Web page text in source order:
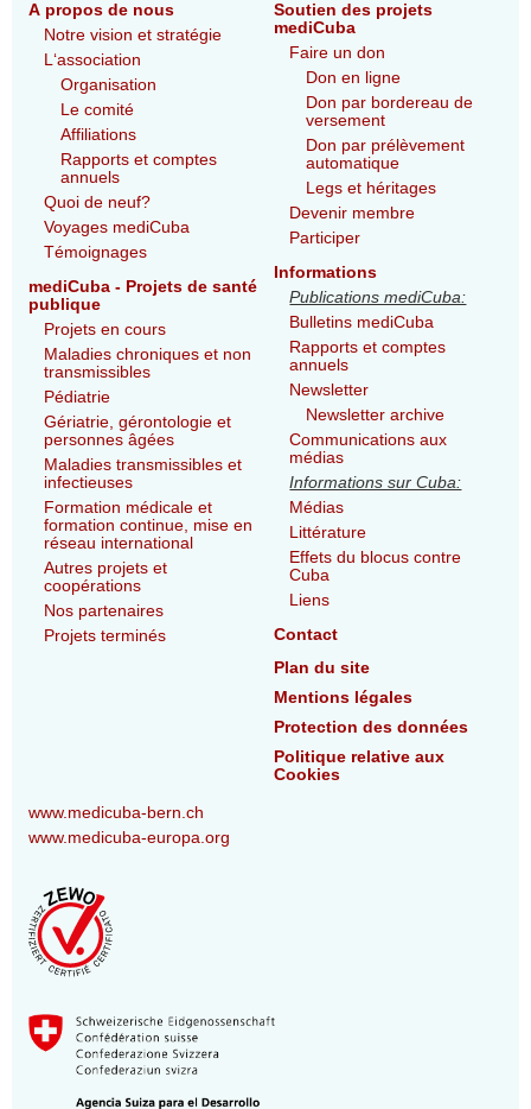
A propos de nous
Notre vision et stratégie
L‘association
Organisation
Le comité
Affiliations
Rapports et comptes
annuels
Quoi de neuf?
Voyages mediCuba
Témoignages
mediCuba - Projets de santé
publique
Projets en cours
Maladies chroniques et non
transmissibles
Pédiatrie
Gériatrie, gérontologie et
personnes âgées
Maladies transmissibles et
infectieuses
Formation médicale et
formation continue, mise en
réseau international
Autres projets et
coopérations
Nos partenaires
Projets terminés
Soutien des projets
mediCuba
Faire un don
Don en ligne
Don par bordereau de
versement
Don par prélèvement
automatique
Legs et héritages
Devenir membre
Participer
Informations
Publications mediCuba:
Bulletins mediCuba
Rapports et comptes
annuels
Newsletter
Newsletter archive
Communications aux
médias
Informations sur Cuba:
Médias
Littérature
Effets du blocus contre
Cuba
Liens
Contact
Plan du site
Mentions légales
Protection des données
Politique relative aux
Cookies
www.medicuba-bern.ch
www.medicuba-europa.org